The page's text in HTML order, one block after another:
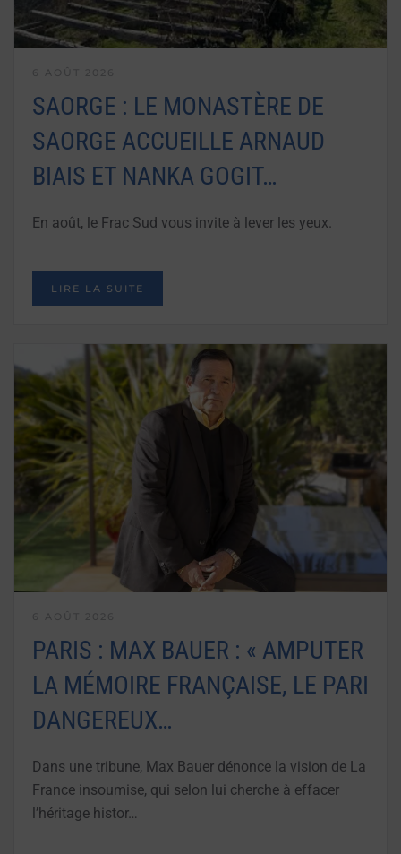
SAORGE : LE MONASTÈRE DE
SAORGE ACCUEILLE ARNAUD
BIAIS ET NANKA GOGIT…
En août, le Frac Sud vous invite à lever les yeux.
LIRE LA SUITE
PARIS : MAX BAUER : « AMPUTER
LA MÉMOIRE FRANÇAISE, LE PARI
DANGEREUX…
Dans une tribune, Max Bauer dénonce la vision de La
France insoumise, qui selon lui cherche à effacer
l’héritage histor…